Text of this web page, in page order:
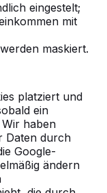
eingestelt;
mit
maskiert.
platziert und
ein
Wir haben
Daten durch
Google-
ändern
Sie den
Hersteller und
maximalen